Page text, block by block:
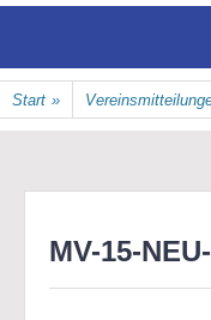
Zum
Inhalt
springen
Start »
MV-15-